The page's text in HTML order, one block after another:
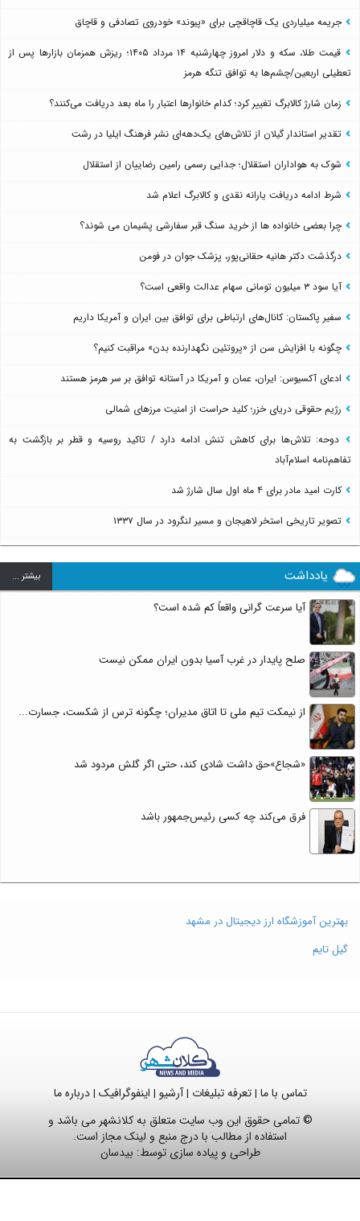
جریمه میلیاردی یک قاچاقچی برای «پیوند» خودروی تصادفی و قاچاق
قیمت طلا، سکه و دلار امروز چهارشنبه ۱۴ مرداد ۱۴۰۵؛ ریزش همزمان بازارها پس از
تعطیلی اربعین/چشم‌ها به توافق تنگه هرمز
زمان شارژ کالابرگ تغییر کرد؛ کدام خانوارها اعتبار را ماه بعد دریافت می‌کنند؟
تقدیر استاندار گیلان از تلاش‌های یک‌دهه‌ای نشر فرهنگ ایلیا در رشت
شوک به هواداران استقلال؛ جدایی رسمی رامین رضاییان از استقلال
شرط ادامه دریافت یارانه نقدی و کالابرگ اعلام شد
چرا بعضی خانواده ها از خرید سنگ قبر سفارشی پشیمان می شوند؟
درگذشت دکتر هانیه حقانی‌پور، پزشک جوان در فومن
آیا سود ۳ میلیون تومانی سهام عدالت واقعی است؟
سفیر پاکستان: کانال‌های ارتباطی برای توافق بین ایران و آمریکا داریم
چگونه با افزایش سن از «پروتئین نگهدارنده بدن» مراقبت کنیم؟
ادعای آکسیوس: ایران، عمان و آمریکا در آستانه توافق بر سر هرمز هستند
رژیم حقوقی دریای خزر؛ کلید حراست از امنیت مرزهای شمالی
دوحه: تلاش‌ها برای کاهش تنش ادامه دارد / تاکید روسیه و قطر بر بازگشت به
تفاهم‌نامه اسلام‌آباد
کارت امید مادر برای ۴ ماه اول سال شارژ شد
تصویر تاریخی استخر لاهیجان و مسیر لنگرود در سال ۱۳۳۷
یادداشت بيشتر ...
آیا سرعت گرانی واقعاً کم شده است؟
صلح پایدار در غرب آسیا بدون ایران ممکن نیست
از نیمکت تیم ملی تا اتاق مدیران؛ چگونه ترس از شکست، جسارت...
«شجاع»حق داشت شادی کند، حتی اگر گلش مردود شد
فرق می‌کند چه کسی رئیس‌جمهور باشد
بهترین آموزشگاه ارز دیجیتال در مشهد
گیل تایم
تماس با ما |تعرفه تبلیغات |آرشیو | اینفوگرافیک |درباره ما
© تمامی حقوق این وب سایت متعلق به کلانشهر می باشد و
استفاده از مطالب با درج منبع و لینک مجاز است.
طراحی و پیاده سازی توسط: بیدسان